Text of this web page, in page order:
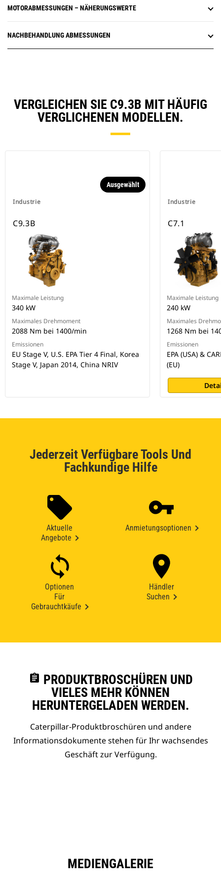
MOTORABMESSUNGEN – NÄHERUNGSWERTE
NACHBEHANDLUNG ABMESSUNGEN
VERGLEICHEN SIE C9.3B MIT HÄUFIG
VERGLICHENEN MODELLEN.
Industrie
Ausgewählt
C9.3B
Maximale Leistung
340 kW
Maximales Drehmoment
2088 Nm bei 1400/min
Emissionen
EU Stage V, U.S. EPA Tier 4 Final, Korea
Stage V, Japan 2014, China NRIV
Industrie
C7.1
Maximale Leistung
240 kW
Maximales
1268 Nm bei
Emissionen
EPA (USA) &
(EU)
Jederzeit Verfügbare Tools Und
Fachkundige Hilfe
Aktuelle
Angebote
Anmietungsoptionen
Optionen
Für
Gebrauchtkäufe
Händler
Suchen
assignment PRODUKTBROSCHÜREN UND
VIELES MEHR KÖNNEN
HERUNTERGELADEN WERDEN.
Caterpillar-Produktbroschüren und andere
Informationsdokumente stehen für Ihr wachsendes
Geschäft zur Verfügung.
MEDIENGALERIE